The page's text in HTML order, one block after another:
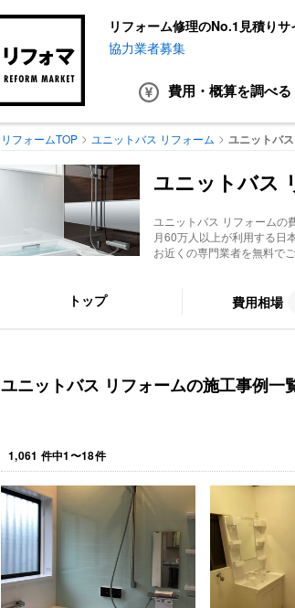
リフォーム修理のNo.1見積りサ
協力業者募集
費用・概算を調べる
リフォームTOP ユニットバス リフォーム ユニットバ
ユニットバス
ユニットバス リフォームの
月60万人以上が利用する日
お近くの専門業者を無料でご
トップ 費用相場
ユニットバス リフォームの施工事例一
1,061 件中1〜18件